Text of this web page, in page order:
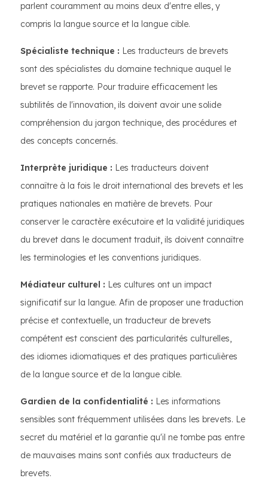
parlent couramment au moins deux d'entre elles, y
compris la langue source et la langue cible.
Spécialiste technique : Les traducteurs de brevets
sont des spécialistes du domaine technique auquel le
brevet se rapporte. Pour traduire efficacement les
subtilités de l'innovation, ils doivent avoir une solide
compréhension du jargon technique, des procédures et
des concepts concernés.
Interprète juridique : Les traducteurs doivent
connaître à la fois le droit international des brevets et les
pratiques nationales en matière de brevets. Pour
conserver le caractère exécutoire et la validité juridiques
du brevet dans le document traduit, ils doivent connaître
les terminologies et les conventions juridiques.
Médiateur culturel : Les cultures ont un impact
significatif sur la langue. Afin de proposer une traduction
précise et contextuelle, un traducteur de brevets
compétent est conscient des particularités culturelles,
des idiomes idiomatiques et des pratiques particulières
de la langue source et de la langue cible.
Gardien de la confidentialité : Les informations
sensibles sont fréquemment utilisées dans les brevets. Le
secret du matériel et la garantie qu'il ne tombe pas entre
de mauvaises mains sont confiés aux traducteurs de
brevets.